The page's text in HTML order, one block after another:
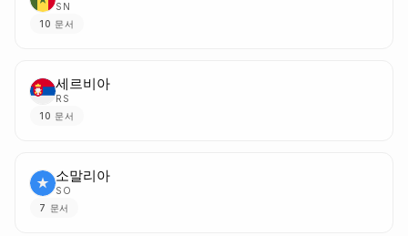
SN
10 문서
세르비아
RS
10 문서
소말리아
SO
7 문서